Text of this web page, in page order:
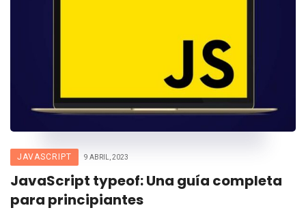
JAVASCRIPT 9 ABRIL, 2023
JavaScript typeof: Una guía completa
para principiantes